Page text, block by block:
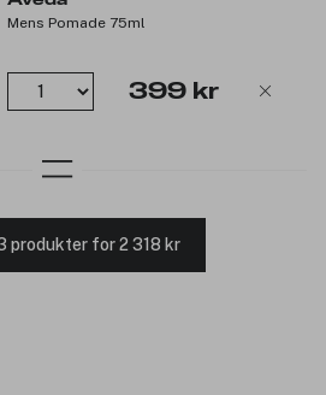
Mens Pomade 75ml
399 kr
produkter for 2 318 kr